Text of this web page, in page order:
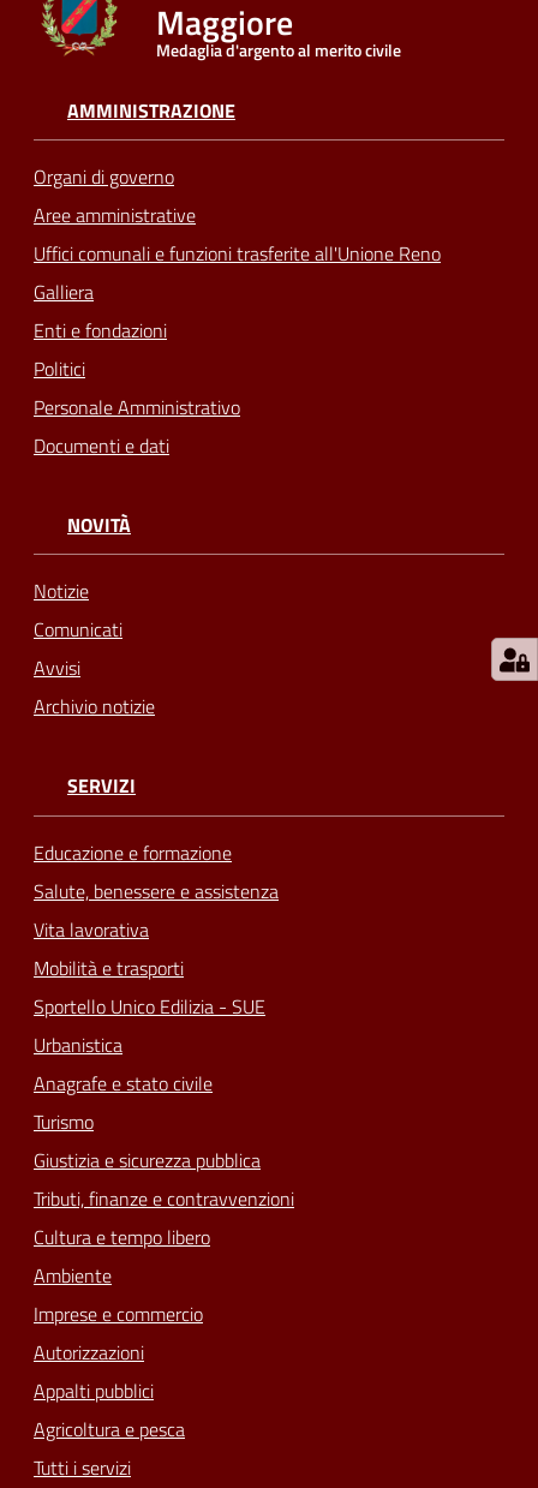
Seguici
Maggiore
Medaglia d'argento al merito civile
AMMINISTRAZIONE
Organi di governo
Aree amministrative
Uffici comunali e funzioni trasferite all'Unione Reno
Galliera
Enti e fondazioni
Politici
Personale Amministrativo
Documenti e dati
NOVITÀ
Notizie
Comunicati
Avvisi
Archivio notizie
SERVIZI
Educazione e formazione
Salute, benessere e assistenza
Vita lavorativa
Mobilità e trasporti
Sportello Unico Edilizia - SUE
Urbanistica
Anagrafe e stato civile
Turismo
Giustizia e sicurezza pubblica
Tributi, finanze e contravvenzioni
Cultura e tempo libero
Ambiente
Imprese e commercio
Autorizzazioni
Appalti pubblici
Agricoltura e pesca
Tutti i servizi